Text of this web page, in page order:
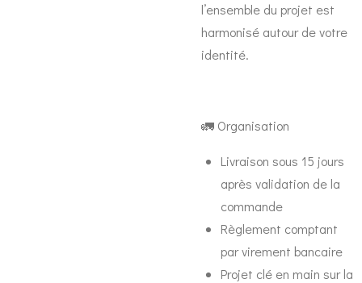
l’ensemble du projet est
harmonisé autour de votre
identité.
🚛 Organisation
Livraison sous 15 jours
après validation de la
commande
Règlement comptant
par virement bancaire
Projet clé en main sur la